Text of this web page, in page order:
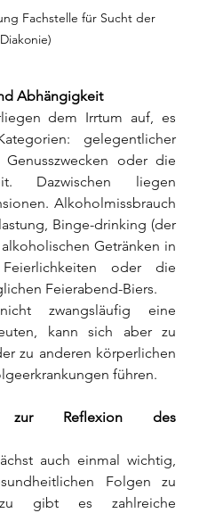
Fachstelle für Sucht der
Diakonie)
Abhängigkeit
dem Irrtum auf, es
gelegentlicher
oder die
Dazwischen liegen
Alkoholmissbrauch
Binge-drinking (der
Getränken in
oder die
Feierabend-Biers.
zwangsläufig eine
kann sich aber zu
zu anderen körperlichen
führen.
zur Reflexion des
auch einmal wichtig,
Folgen zu
gibt es zahlreiche